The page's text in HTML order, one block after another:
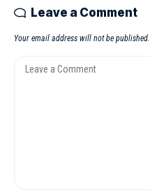
Leave a Comment
Your email address will not be published.